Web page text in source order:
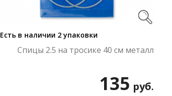
Есть в наличии 2 упаковки
Спицы 2.5 на тросике 40 см металл
135 руб.